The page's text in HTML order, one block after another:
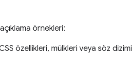
örnekleri:
özellikleri, mülkleri veya söz dizimi